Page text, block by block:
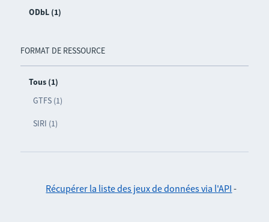
ODbL (1)
FORMAT DE RESSOURCE
Tous (1)
GTFS (1)
SIRI (1)
Récupérer la liste des jeux de données via l'API -